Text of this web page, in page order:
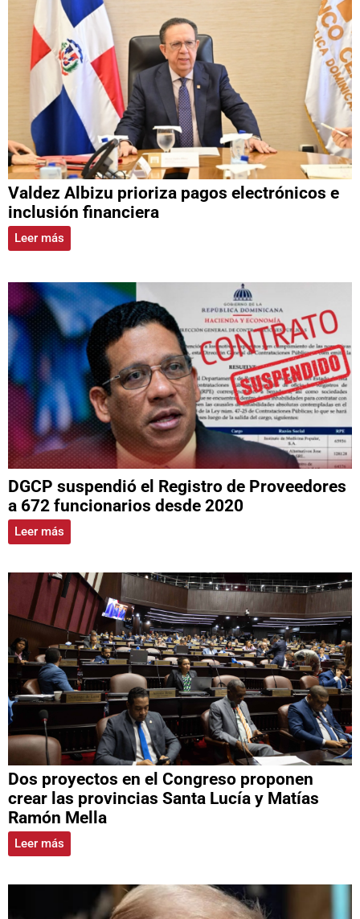
Valdez Albizu prioriza pagos electrónicos e
inclusión financiera
Leer más
DGCP suspendió el Registro de Proveedores
a 672 funcionarios desde 2020
Leer más
Dos proyectos en el Congreso proponen
crear las provincias Santa Lucía y Matías
Ramón Mella
Leer más